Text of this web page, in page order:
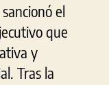
el
que
y
Tras la